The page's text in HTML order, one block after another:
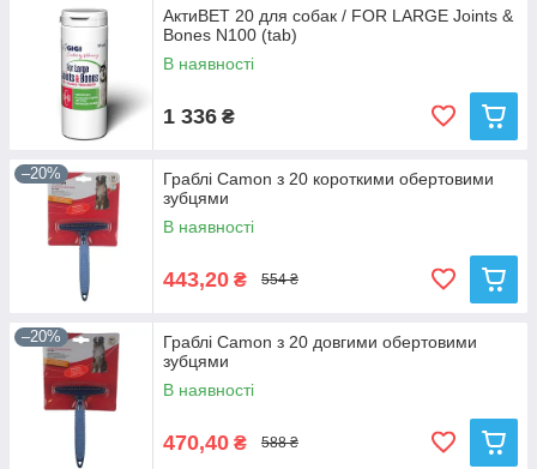
АктиВЕТ 20 для собак / FOR LARGE Joints &
Bones N100 (tab)
В наявності
1 336 ₴
–20%
Граблі Camon з 20 короткими обертовими
зубцями
В наявності
443,20 ₴ 554 ₴
–20%
Граблі Camon з 20 довгими обертовими
зубцями
В наявності
470,40 ₴ 588 ₴